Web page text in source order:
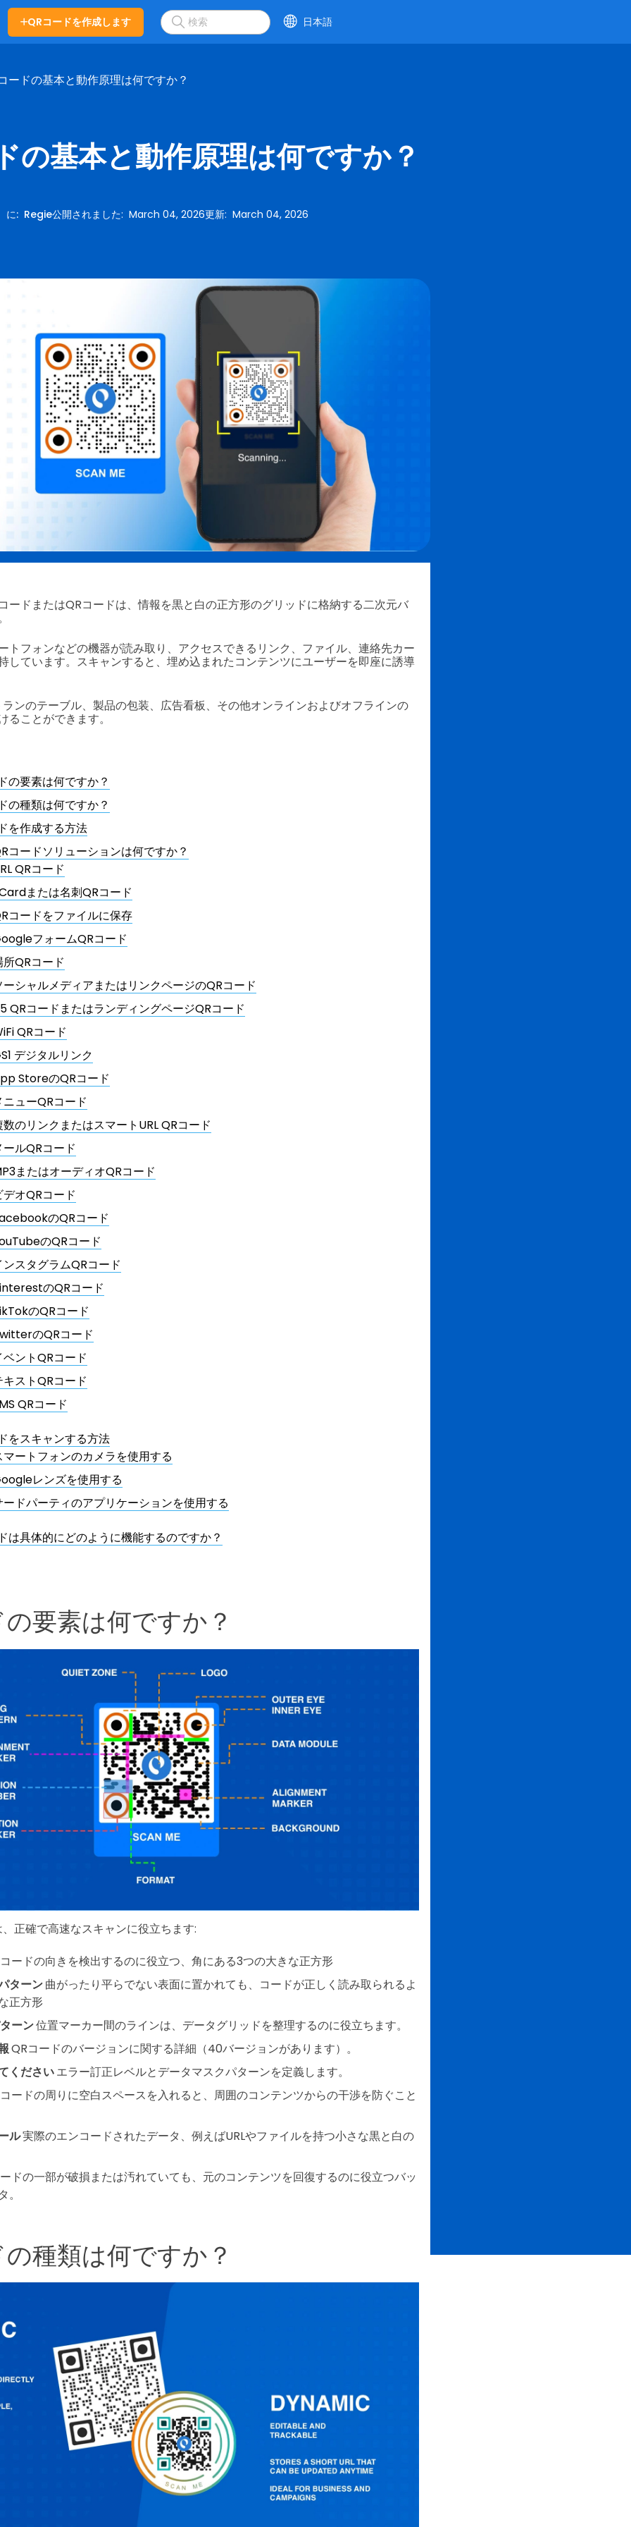
QRコードを作成します 日本語
ードの基本と動作原理は何ですか？
の基本と動作原理は何ですか？
に: Regie公開されました:March 04, 2026更新:March 04, 2026
ードまたはQRコードは、情報を黒と白の正方形のグリッドに格納する二次元バ
トフォンなどの機器が読み取り、アクセスできるリンク、ファイル、連絡先カー
しています。スキャンすると、埋め込まれたコンテンツにユーザーを即座に誘導
ンのテーブル、製品の包装、広告看板、その他オンラインおよびオフラインの
ることができます。
の要素は何ですか？
の種類は何ですか？
を作成する方法
コードソリューションは何ですか？
QRコード
または名刺QRコード
コードをファイルに保存
フォームQRコード
所QRコード
ーシャルメディアまたはリンクページのQRコード
QRコードまたはランディングページQRコード
QRコード
デジタルリンク
StoreのQRコード
ニューQRコード
数のリンクまたはスマートURL QRコード
ールQRコード
またはオーディオQRコード
デオQRコード
のQRコード
のQRコード
ンスタグラムQRコード
のQRコード
のQRコード
のQRコード
ベントQRコード
キストQRコード
QRコード
をスキャンする方法
マートフォンのカメラを使用する
レンズを使用する
ードパーティのアプリケーションを使用する
は具体的にどのように機能するのですか？
要素は何ですか？
正確で高速なスキャンに役立ちます:
コードの向きを検出するのに役立つ、角にある3つの大きな正方形
ターン曲がったり平らでない表面に置かれても、コードが正しく読み取られるよ
正方形
ーン位置マーカー間のラインは、データグリッドを整理するのに役立ちます。
QRコードのバージョンに関する詳細（40バージョンがあります）。
くださいエラー訂正レベルとデータマスクパターンを定義します。
コードの周りに空白スペースを入れると、周囲のコンテンツからの干渉を防ぐこと
ル実際のエンコードされたデータ、例えばURLやファイルを持つ小さな黒と白の
ドの一部が破損または汚れていても、元のコンテンツを回復するのに役立つバッ
種類は何ですか？